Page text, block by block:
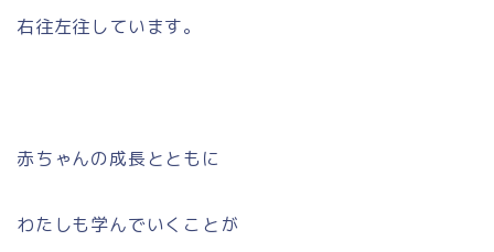
右往左往しています。
赤ちゃんの成長とともに
わたしも学んでいくことが